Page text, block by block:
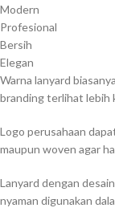
Modern
Profesional
Bersih
Elegan
Warna lanyard
branding terlihat lebih
Logo perusahaan
maupun woven agar
Lanyard dengan
nyaman digunakan